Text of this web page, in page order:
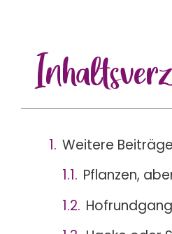
Inhalts
Weitere Beiträge
Pflanzen,